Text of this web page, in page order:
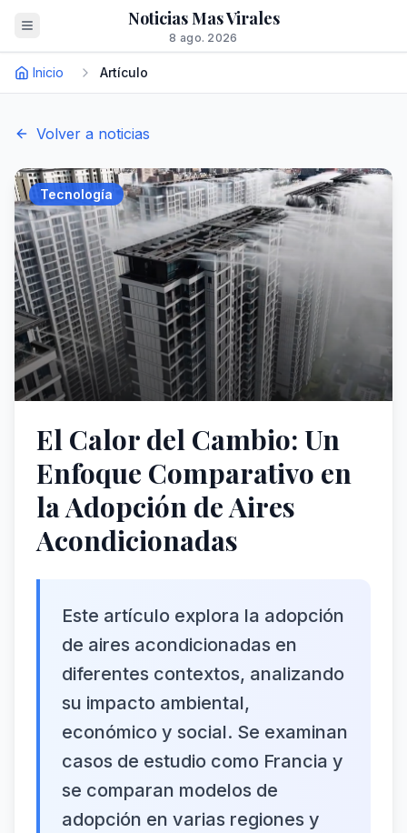
Noticias Mas Virales
8 ago. 2026
Inicio Artículo
Volver a noticias
Tecnología
El Calor del Cambio: Un
Enfoque Comparativo en
la Adopción de Aires
Acondicionadas
Este artículo explora la adopción
de aires acondicionadas en
diferentes contextos, analizando
su impacto ambiental,
económico y social. Se examinan
casos de estudio como Francia y
se comparan modelos de
adopción en varias regiones y